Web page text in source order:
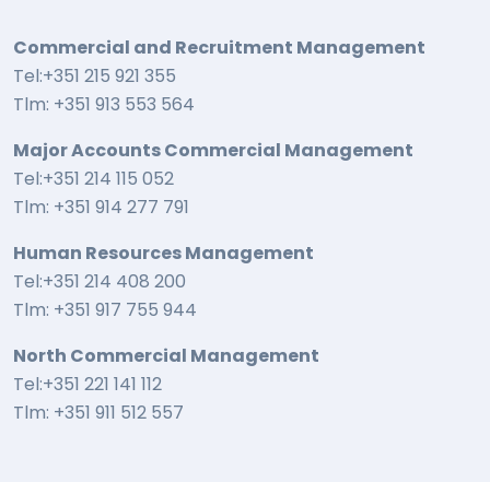
Commercial and Recruitment Management
Tel:+351 215 921 355
Tlm: +351 913 553 564
Major Accounts Commercial Management
Tel:+351 214 115 052
Tlm: +351 914 277 791
Human Resources Management
Tel:+351 214 408 200
Tlm: +351 917 755 944
North Commercial Management
Tel:+351 221 141 112
Tlm: +351 911 512 557